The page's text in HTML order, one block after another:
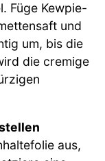
Füge Kewpie-
und
um, bis die
die cremige
aus,